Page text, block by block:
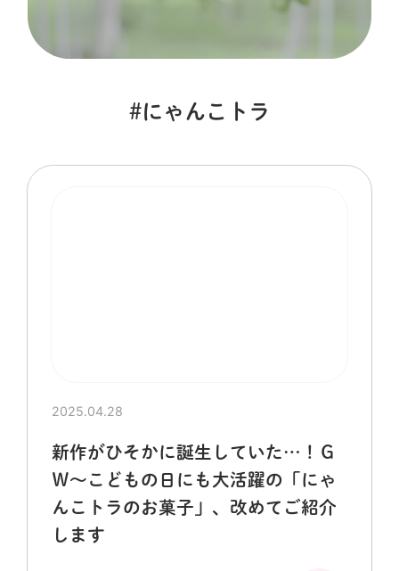
#にゃんこトラ
2025.04.28
新作がひそかに誕生していた…！Ｇ
Ｗ～こどもの日にも大活躍の「にゃ
んこトラのお菓子」、改めてご紹介
します